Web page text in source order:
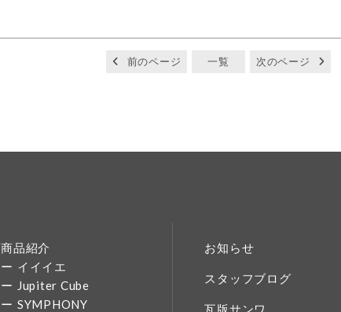
前のページ 一覧 次のページ
商品紹介
イイイエ
Jupiter Cube
SYMPHONY
お知らせ
スタッフブログ
瓦版サンワ